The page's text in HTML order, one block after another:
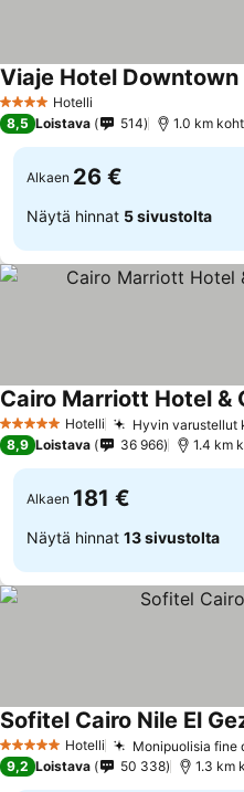
4 Tähtiluokitus
Hotelli
Viaje Hotel Downtown
8,5 Loistava 514 1.0 km
Alkaen 26 €
Näytä hinnat 5 sivustolta
5 Tähtiluokitus
Hotelli Hyvin
Cairo Marriott Hotel &
8,9 Loistava 36 966 1.4 km
Alkaen 181 €
Näytä hinnat 13 sivustolta
5 Tähtiluokitus
Hotelli Monipuolisia fine
Sofitel Cairo Nile El
9,2 Loistava 50 338 1.3 km